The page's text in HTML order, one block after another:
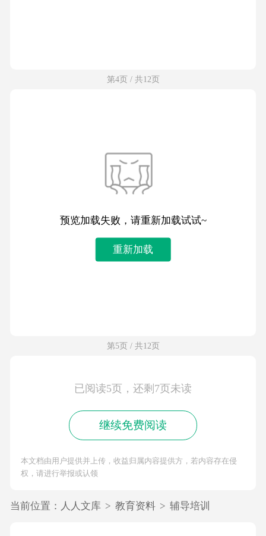
第4页 / 共12页
预览加载失败，请重新加载试试~
重新加载
第5页 / 共12页
已阅读5页，还剩7页未读
继续免费阅读
本文档由用户提供并上传，收益归属内容提供方，若内容存在侵
权，请进行举报或认领
当前位置： 人人文库 > 教育资料 > 辅导培训